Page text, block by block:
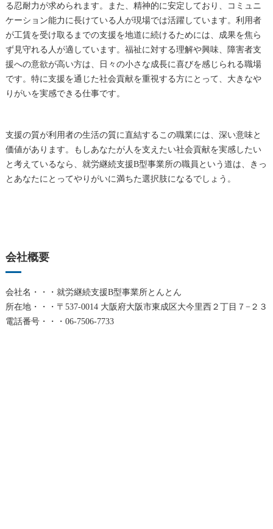
る忍耐力が求められます。また、精神的に安定しており、コミュニ
ケーション能力に長けている人が現場では活躍しています。利用者
が工賃を受け取るまでの支援を地道に続けるためには、成果を焦ら
ず見守れる人が適しています。福祉に対する理解や興味、障害者支
援への意欲が高い方は、日々の小さな成長に喜びを感じられる職場
です。特に支援を通じた社会貢献を重視する方にとって、大きなや
りがいを実感できる仕事です。
支援の質が利用者の生活の質に直結するこの職業には、深い意味と
価値があります。もしあなたが人を支えたい社会貢献を実感したい
と考えているなら、就労継続支援B型事業所の職員という道は、きっ
とあなたにとってやりがいに満ちた選択肢になるでしょう。
会社概要
会社名・・・就労継続支援B型事業所とんとん
所在地・・・〒537-0014 大阪府大阪市東成区大今里西２丁目７−２３
電話番号・・・06-7506-7733